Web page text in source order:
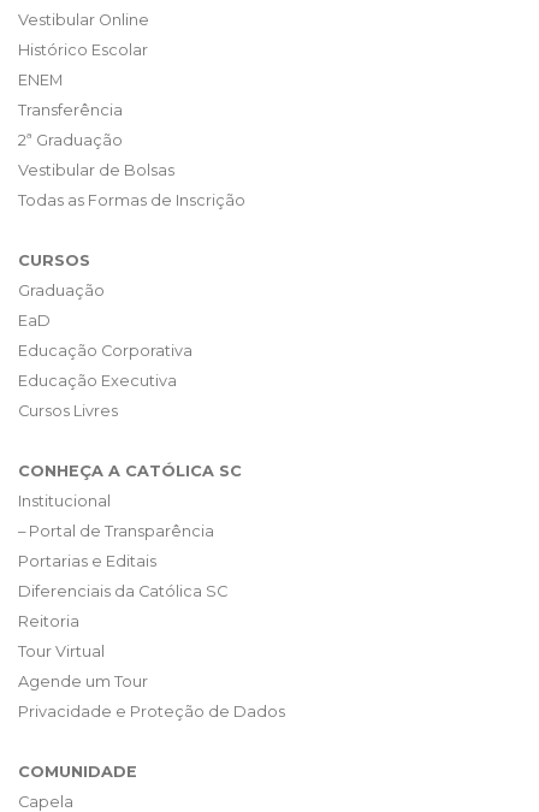
Vestibular Online
Histórico Escolar
ENEM
Transferência
2ª Graduação
Vestibular de Bolsas
Todas as Formas de Inscrição
CURSOS
Graduação
EaD
Educação Corporativa
Educação Executiva
Cursos Livres
CONHEÇA A CATÓLICA SC
Institucional
– Portal de Transparência
Portarias e Editais
Diferenciais da Católica SC
Reitoria
Tour Virtual
Agende um Tour
Privacidade e Proteção de Dados
COMUNIDADE
Capela